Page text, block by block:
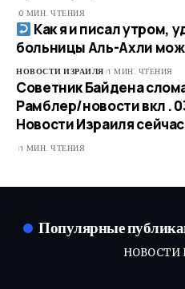
0 МИН. ЧТЕНИЯ
Как я и писал утром,
больницы Аль-Ахли
НОВОСТИ ИЗРАИЛЯ 1 МИН. ЧТЕНИЯ
Советник Байдена
Рамблер/новости вкл .
Новости Израиля сейчас
1 МИН. ЧТЕНИЯ
Популярные
НОВОСТИ